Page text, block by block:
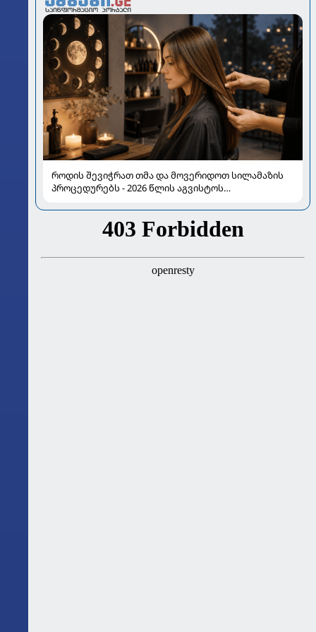
როდის შევიჭრათ თმა და მოვერიდოთ სილამაზის
პროცედურებს - 2026 წლის აგვისტოს